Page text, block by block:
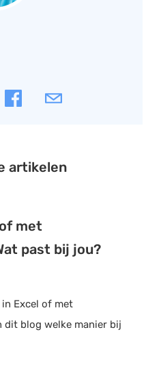
artikelen
met
past bij jou?
Excel of met
dit blog welke manier bij